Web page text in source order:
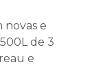
novas e
de 3
e